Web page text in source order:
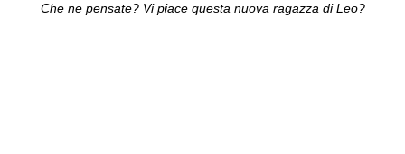
Che ne pensate? Vi piace questa nuova ragazza di Leo?